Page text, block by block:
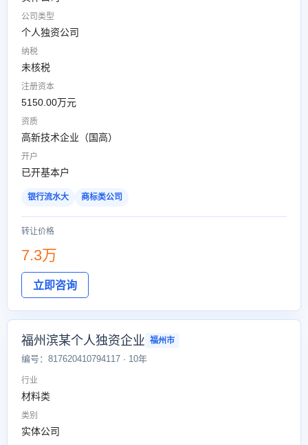
公司类型
个人独资公司
纳税
未核税
注册资本
5150.00万元
资质
高新技术企业（国高）
开户
已开基本户
银行流水大 商标类公司
转让价格
7.3万
立即咨询
福州滨某个人独资企业 福州市
编号：817620410794117 · 10年
行业
材料类
类别
实体公司